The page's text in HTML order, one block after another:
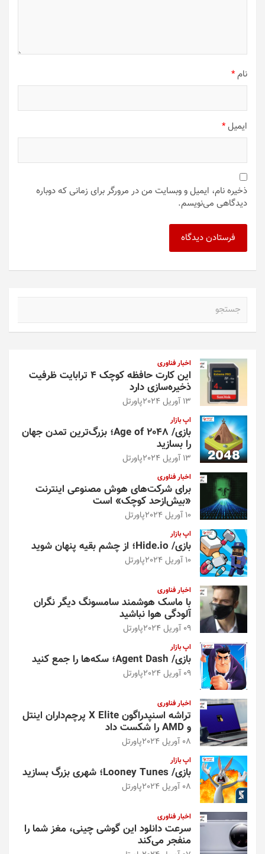
نام*
ایمیل*
ذخیره نام، ایمیل و وبسایت من در مرورگر برای زمانی که دوباره
دیدگاهی می‌نویسم.
اخبار فناوری
این کارت حافظه کوچک ۴ ترابایت ظرفیت
ذخیره‌سازی دارد
13 آوریل 2024 پاورتل
اپ بازار
بازی/ Age of 2048؛ بزرگ‌ترین تمدن جهان
را بسازید
13 آوریل 2024 پاورتل
اخبار فناوری
برای شرکت‌های هوش مصنوعی اینترنت
«بیش‌از‌حد کوچک» است
10 آوریل 2024 پاورتل
اپ بازار
بازی/ Hide.io؛ از چشم بقیه پنهان شوید
10 آوریل 2024 پاورتل
اخبار فناوری
با ماسک هوشمند سامسونگ دیگر نگران
آلودگی هوا نباشید
09 آوریل 2024 پاورتل
اپ بازار
بازی/ Agent Dash؛ سکه‌ها را جمع کنید
09 آوریل 2024 پاورتل
اخبار فناوری
تراشه اسنپدراگون X Elite پرچم‌داران اینتل
و AMD را شکست داد
08 آوریل 2024 پاورتل
اپ بازار
بازی/ Looney Tunes؛ شهری بزرگ بسازید
08 آوریل 2024 پاورتل
اخبار فناوری
سرعت دانلود این گوشی چینی، مغز شما را
منفجر می‌کند